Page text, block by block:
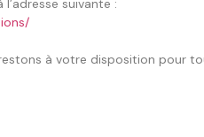
suivante :
à votre disposition pour